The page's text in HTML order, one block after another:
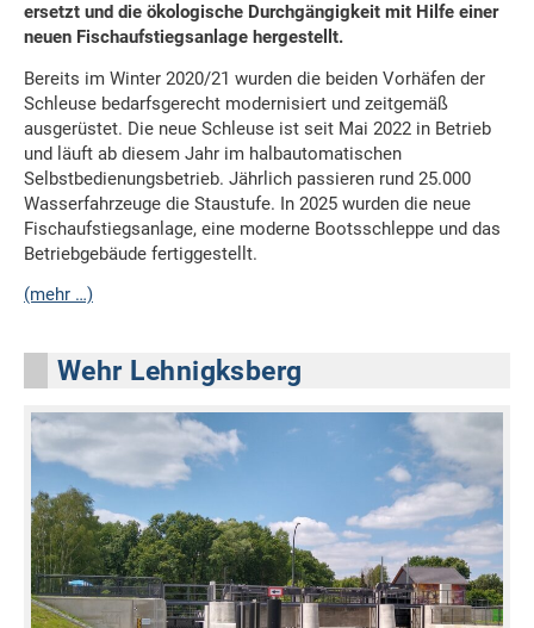
ersetzt und die ökologische Durchgängigkeit mit Hilfe einer
neuen Fischaufstiegsanlage hergestellt.
Bereits im Winter 2020/21 wurden die beiden Vorhäfen der
Schleuse bedarfsgerecht modernisiert und zeitgemäß
ausgerüstet. Die neue Schleuse ist seit Mai 2022 in Betrieb
und läuft ab diesem Jahr im halbautomatischen
Selbstbedienungsbetrieb. Jährlich passieren rund 25.000
Wasserfahrzeuge die Staustufe. In 2025 wurden die neue
Fischaufstiegsanlage, eine moderne Bootsschleppe und das
Betriebgebäude fertiggestellt.
(mehr …)
Wehr Lehnigksberg